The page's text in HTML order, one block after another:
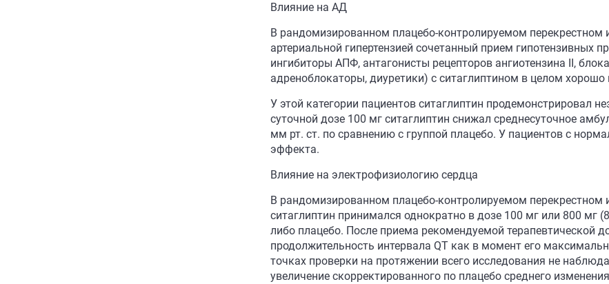
Влияние на АД
В рандомизированном плацебо-контролируемом перекрестном
артериальной гипертензией сочетанный прием гипотензивных
ингибиторы АПФ, антагонисты рецепторов ангиотензина II,
адреноблокаторы, диуретики) с ситаглиптином в целом хорошо
У этой категории пациентов ситаглиптин продемонстрировал
суточной дозе 100 мг ситаглиптин снижал среднесуточное
мм рт. ст. по сравнению с группой плацебо. У пациентов с
эффекта.
Влияние на электрофизиологию сердца
В рандомизированном плацебо-контролируемом перекрестном
ситаглиптин принимался однократно в дозе 100 мг или 800 мг
либо плацебо. После приема рекомендуемой терапевтической
продолжительность интервала QT как в момент его
точках проверки на протяжении всего исследования не
увеличение скорректированного по плацебо среднего